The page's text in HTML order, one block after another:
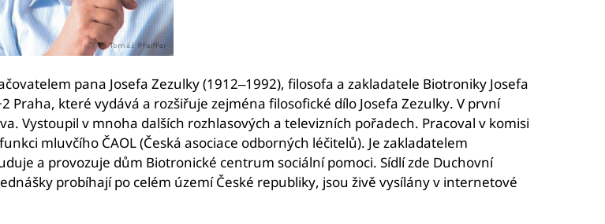
pana Josefa Zezulky (1912–1992), filosofa a zakladatele Biotroniky Josefa
Praha, které vydává a rozšiřuje zejména filosofické dílo Josefa Zezulky. V první
Vystoupil v mnoha dalších rozhlasových a televizních pořadech. Pracoval v komisi
mluvčího ČAOL (Česká asociace odborných léčitelů). Je zakladatelem
a provozuje dům Biotronické centrum sociální pomoci. Sídlí zde Duchovní
probíhají po celém území České republiky, jsou živě vysílány v internetové